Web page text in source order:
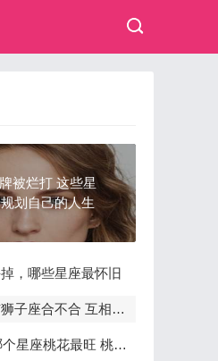
被烂打 这些星
划自己的人生
，哪些星座最怀旧
合不合 互相欣赏偶有争吵
座桃花最旺 桃花源源不断